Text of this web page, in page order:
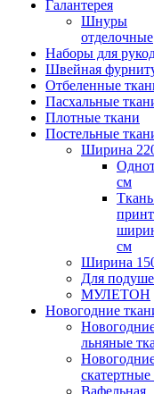
Галантерея
Шнуры
отделочные
Наборы для
Швейная
Отбеленные
Пасхальные
Плотные ткани
Постельные
Ширина
см
см
Ширина
Для
МУЛЕТОН
Новогодние
льняные
скатертные
Вафельная